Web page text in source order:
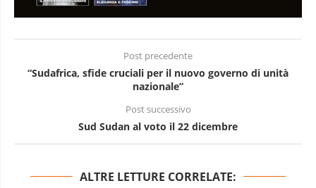
Post precedente
“Sudafrica, sfide cruciali per il nuovo governo di unità
nazionale”
Post successivo
Sud Sudan al voto il 22 dicembre
ALTRE LETTURE CORRELATE: